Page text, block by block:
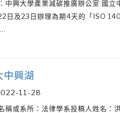
中興大學產業減碳推廣辦公室 國立
日及23日辦理為期4天的「ISO
…
中興湖
11-28
稱或系所：法律學系投稿人姓名：